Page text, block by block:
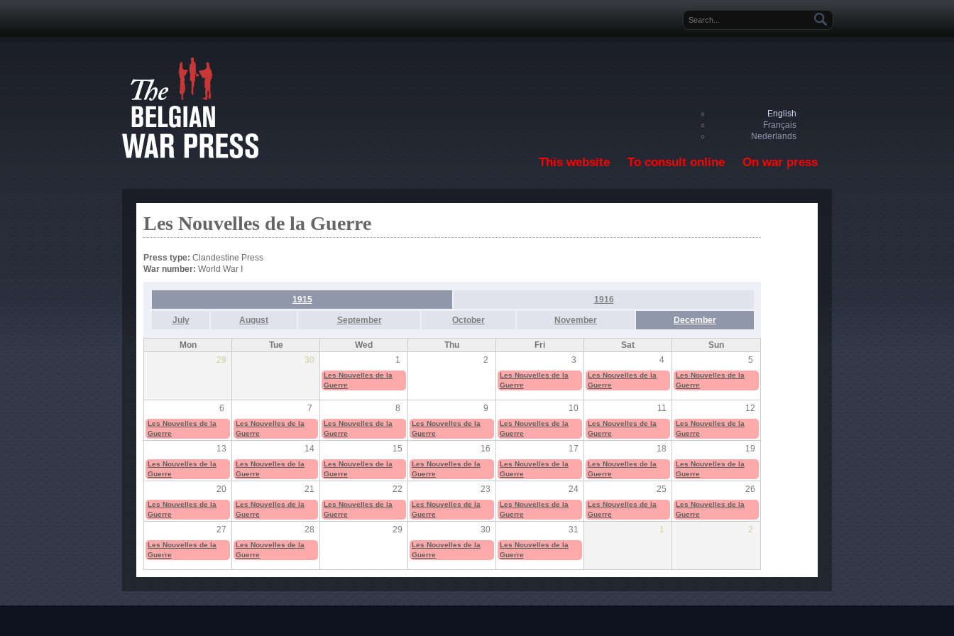
Search form
English
Français
Nederlands
This website To consult online On war press
Les Nouvelles de la Guerre
Press type: Clandestine Press
War number: World War I
1915 1916
July August September October November December
Mon Tue Wed Thu Fri Sat
Sun
29
30 1 2 3 4 5
Les Nouvelles de la
Guerre
Les Nouvelles de la
Guerre
Les Nouvelles de la
Guerre
Les Nouvelles de la
Guerre
6 7 8 9 10 11 12
Les Nouvelles de la
Guerre
Les Nouvelles de la
Guerre
Les Nouvelles de la
Guerre
Les Nouvelles de la
Guerre
Les Nouvelles de la
Guerre
Les Nouvelles de la
Guerre
Les Nouvelles de la
Guerre
13 14 15 16 17 18 19
Les Nouvelles de la
Guerre
Les Nouvelles de la
Guerre
Les Nouvelles de la
Guerre
Les Nouvelles de la
Guerre
Les Nouvelles de la
Guerre
Les Nouvelles de la
Guerre
Les Nouvelles de la
Guerre
20 21 22 23 24 25 26
Les Nouvelles de la
Guerre
Les Nouvelles de la
Guerre
Les Nouvelles de la
Guerre
Les Nouvelles de la
Guerre
Les Nouvelles de la
Guerre
Les Nouvelles de la
Guerre
Les Nouvelles de la
Guerre
27 28 29 30 31 1 2
Les Nouvelles de la
Guerre
Les Nouvelles de la
Guerre
Les Nouvelles de la
Guerre
Les Nouvelles de la
Guerre